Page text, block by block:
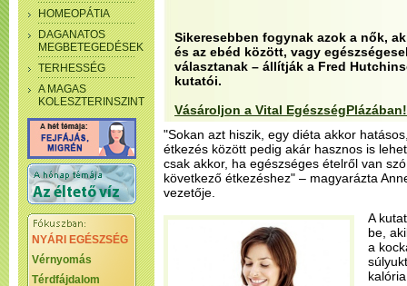
HOMEOPÁTIA
DAGANATOS
MEGBETEGEDÉSEK
TERHESSÉG
A MAGAS
KOLESZTERINSZINT
NYÁRI EGÉSZSÉG
Vérnyomás
Térdfájdalom
Sikeresebben fogynak azok a nők,
és az ebéd között, vagy
választanak – állítják a Fred
kutatói.
Vásároljon a Vital EgészségPlázában!
"Sokan azt hiszik, egy diéta akkor
étkezés között pedig akár hasznos is
csak akkor, ha egészséges ételről van
következő étkezéshez" – magyarázta
vezetője.
A
be,
a